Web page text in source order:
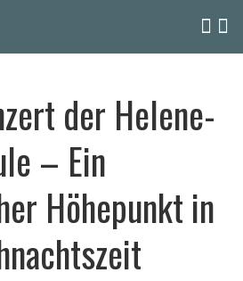
der Helene-
– Ein
Höhepunkt in